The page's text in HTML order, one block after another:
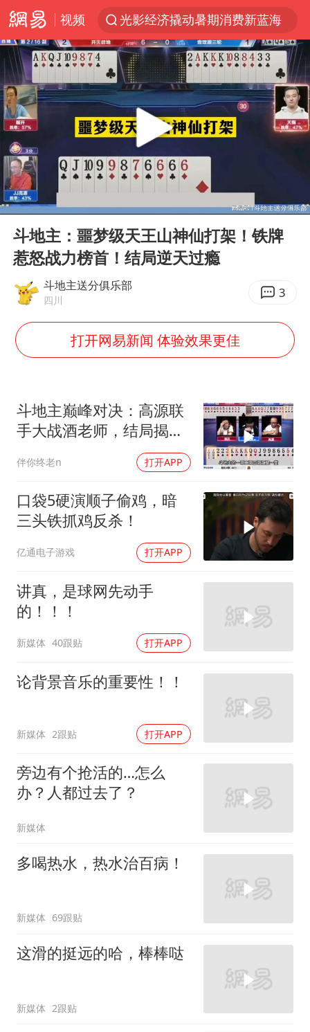
视频
光影经济撬动暑期消费新蓝海
新疆优化调整景区内自驾服务费
微信又有新功能，你可以“撤回”你的撤回了！
浙江上海等地有大雨或暴雨
梁家辉：到内地拍戏不是北上是回归
情侣平潭拍日出坠崖1死1伤
白海豚将正面袭击贯穿浙江
《欢迎来龙餐馆》口碑
商场现钱学森巨幅海报 负责人回应
全民健身事业高质量发展
36岁男演员成景区NPC后人气爆棚
上四休三，但降薪1000元，你接受吗？
乐享全民健身 共筑健康中国
Play
00:00
斗地主：噩梦级天王山神仙打架！铁牌
惹怒战力榜首！结局逆天过瘾
斗地主送分俱乐部
四川 3
打开网易新闻 体验效果更佳
斗地主巅峰对决：高源联
手大战酒老师，结局揭
伴你终老n 打开APP
口袋5硬演顺子偷鸡，暗
三头铁抓鸡反杀！
亿通电子游戏 打开APP
讲真，是球网先动手
的！！！
新媒体 40跟贴 打开APP
论背景音乐的重要性！！
新媒体 2跟贴 打开APP
旁边有个抢活的…怎么
办？人都过去了？
新媒体
多喝热水，热水治百病！
新媒体 69跟贴
这滑的挺远的哈，棒棒哒
新媒体 2跟贴